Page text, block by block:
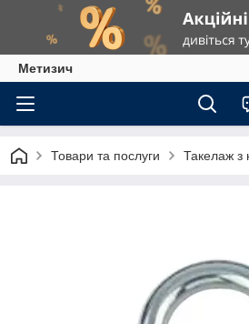
Метизич
Товари та послуги Такелаж з